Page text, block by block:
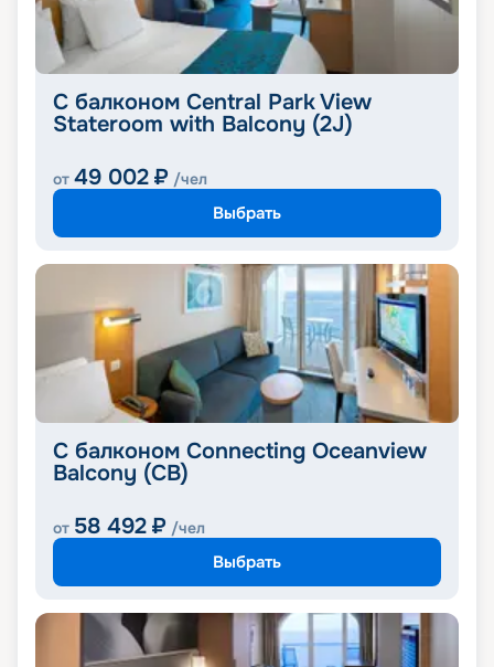
С балконом Central Park View
Stateroom with Balcony (2J)
от 49 002 ₽ /чел
Выбрать
С балконом Connecting Oceanview
Balcony (CB)
от 58 492 ₽ /чел
Выбрать